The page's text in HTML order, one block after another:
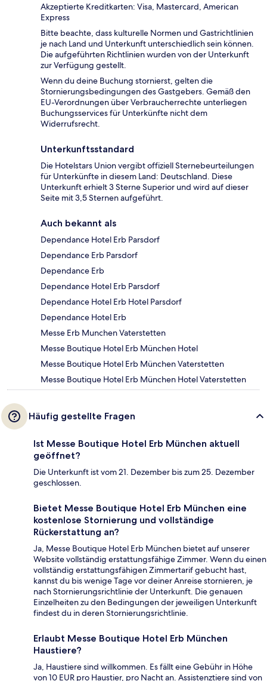
Akzeptierte Kreditkarten: Visa, Mastercard, American
Express
Bitte beachte, dass kulturelle Normen und Gastrichtlinien
je nach Land und Unterkunft unterschiedlich sein können.
Die aufgeführten Richtlinien wurden von der Unterkunft
zur Verfügung gestellt.
Wenn du deine Buchung stornierst, gelten die
Stornierungsbedingungen des Gastgebers. Gemäß den
EU-Verordnungen über Verbraucherrechte unterliegen
Buchungsservices für Unterkünfte nicht dem
Widerrufsrecht.
Unterkunftsstandard
Die Hotelstars Union vergibt offiziell Sternebeurteilungen
für Unterkünfte in diesem Land: Deutschland. Diese
Unterkunft erhielt 3 Sterne Superior und wird auf dieser
Seite mit 3,5 Sternen aufgeführt.
Auch bekannt als
Dependance Hotel Erb Parsdorf
Dependance Erb Parsdorf
Dependance Erb
Dependance Hotel Erb Parsdorf
Dependance Hotel Erb Hotel Parsdorf
Dependance Hotel Erb
Messe Erb Munchen Vaterstetten
Messe Boutique Hotel Erb München Hotel
Messe Boutique Hotel Erb München Vaterstetten
Messe Boutique Hotel Erb München Hotel Vaterstetten
Häufig gestellte Fragen
Ist Messe Boutique Hotel Erb München aktuell
geöffnet?
Die Unterkunft ist vom 21. Dezember bis zum 25. Dezember
geschlossen.
Bietet Messe Boutique Hotel Erb München eine
kostenlose Stornierung und vollständige
Rückerstattung an?
Ja, Messe Boutique Hotel Erb München bietet auf unserer
Website vollständig erstattungsfähige Zimmer. Wenn du einen
vollständig erstattungsfähigen Zimmertarif gebucht hast,
kannst du bis wenige Tage vor deiner Anreise stornieren, je
nach Stornierungsrichtlinie der Unterkunft. Die genauen
Einzelheiten zu den Bedingungen der jeweiligen Unterkunft
findest du in deren Stornierungsrichtlinie.
Erlaubt Messe Boutique Hotel Erb München
Haustiere?
Ja, Haustiere sind willkommen. Es fällt eine Gebühr in Höhe
von 10 EUR pro Haustier, pro Nacht an. Assistenztiere sind von